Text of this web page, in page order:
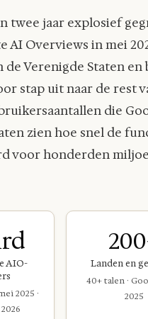
twee jaar explosief
AI Overviews in mei
de Verenigde Staten en
stap uit naar de rest
die
zien hoe snel de
voor honderden
AIO-
2025 ·
Landen en
40+ talen ·
2025